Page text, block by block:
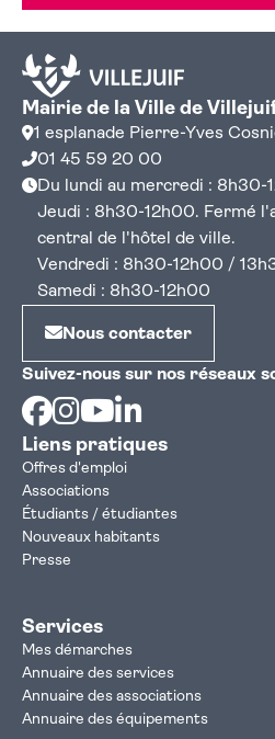
Mairie de la Ville de
1 esplanade Pierre-Yves
01 45 59 20 00
Du lundi au mercredi :
Jeudi : 8h30-12h00. Fermé
central de l'hôtel de ville.
Vendredi : 8h30-12h00 /
Samedi : 8h30-12h00
Nous contacter
Suivez-nous sur nos réseaux
Facebook
Instagram
Youtube
Liens pratiques
Offres d'emploi
Associations
Étudiants / étudiantes
Nouveaux habitants
Presse
Services
Mes démarches
Annuaire des services
Annuaire des associations
Annuaire des équipements